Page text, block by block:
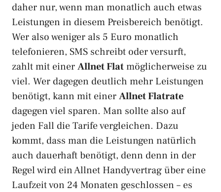
daher nur, wenn man monatlich auch etwas
Leistungen in diesem Preisbereich benötigt.
Wer also weniger als 5 Euro monatlich
telefonieren, SMS schreibt oder versurft,
zahlt mit einerAllnet Flatmöglicherweise zu
viel. Wer dagegen deutlich mehr Leistungen
benötigt, kann mit einerAllnet Flatrate
dagegen viel sparen. Man sollte also auf
jeden Fall die Tarife vergleichen. Dazu
kommt, dass man die Leistungen natürlich
auch dauerhaft benötigt, denn denn in der
Regel wird ein Allnet Handyvertrag über eine
Laufzeit von 24 Monaten geschlossen – es